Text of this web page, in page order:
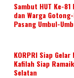
Sambut HUT Ke-
dan Warga
Pasang Umbul-
KORPRI Siap Gelar
Kafilah Siap
Selatan